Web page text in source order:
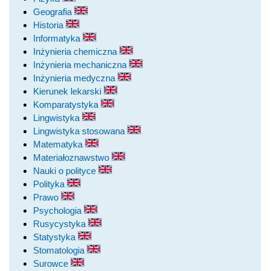
Geografia
Historia
Informatyka
Inżynieria chemiczna
Inżynieria mechaniczna
Inżynieria medyczna
Kierunek lekarski
Komparatystyka
Lingwistyka
Lingwistyka stosowana
Matematyka
Materiałoznawstwo
Nauki o polityce
Polityka
Prawo
Psychologia
Rusycystyka
Statystyka
Stomatologia
Surowce